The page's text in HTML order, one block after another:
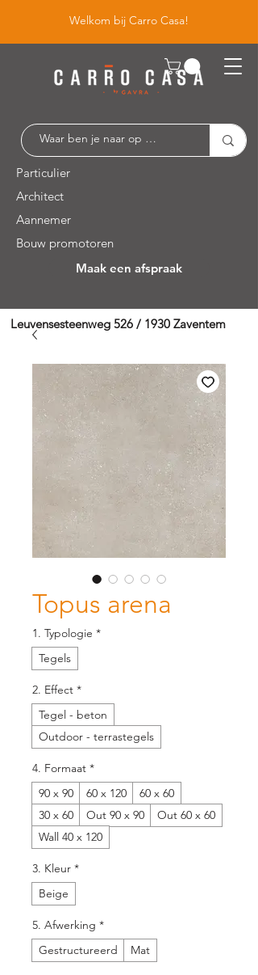
Welkom bij Carro Casa!
Particulier
Architect
Aannemer
Bouw promotoren
Maak een afspraak
Leuvensesteenweg 526 / 1930 Zaventem
Topus arena
1. Typologie *
Tegels
2. Effect *
Tegel - beton
Outdoor - terrastegels
4. Formaat *
90 x 90
60 x 120
60 x 60
30 x 60
Out 90 x 90
Out 60 x 60
Wall 40 x 120
3. Kleur *
Beige
5. Afwerking *
Gestructureerd
Mat